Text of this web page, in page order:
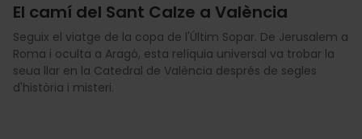
El camí del Sant Calze a València
Seguix el viatge de la copa de l'Últim Sopar. De Jerusalem a
Roma i oculta a Aragó, esta relíquia universal va trobar la
seua llar en la Catedral de València després de segles
d'història i misteri.